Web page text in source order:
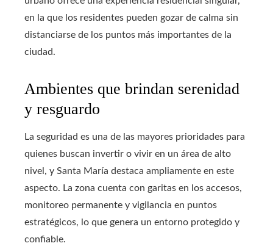
en la que los residentes pueden gozar de calma sin
distanciarse de los puntos más importantes de la
ciudad.
Ambientes que brindan serenidad
y resguardo
La seguridad es una de las mayores prioridades para
quienes buscan invertir o vivir en un área de alto
nivel, y Santa María destaca ampliamente en este
aspecto. La zona cuenta con garitas en los accesos,
monitoreo permanente y vigilancia en puntos
estratégicos, lo que genera un entorno protegido y
confiable.